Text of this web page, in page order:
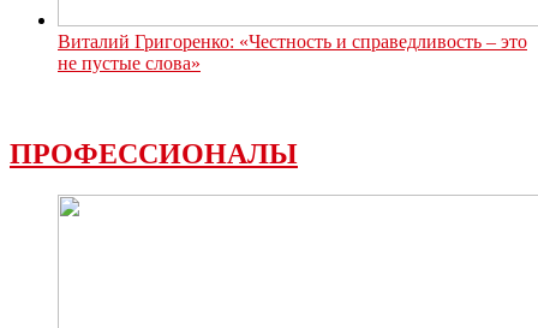
Виталий Григоренко: «Честность и справедливость – это
не пустые слова»
ПРОФЕССИОНАЛЫ